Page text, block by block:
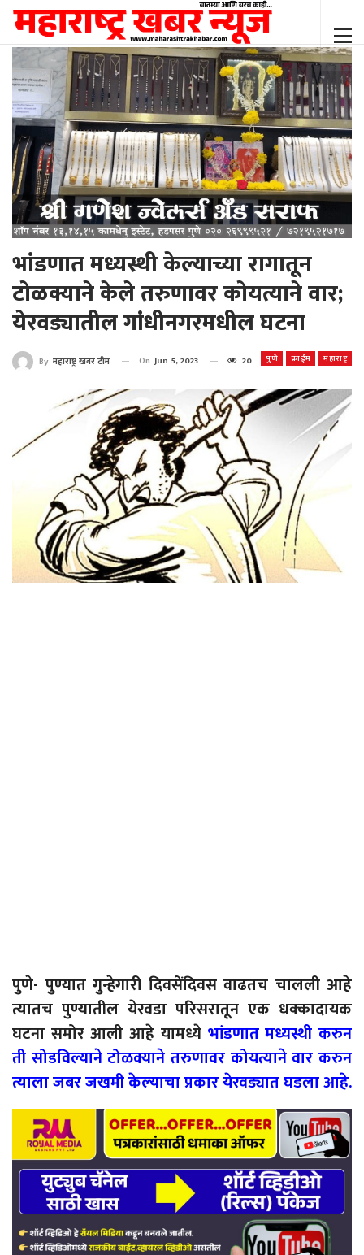
भांडणात मध्यस्थी केल्याच्या रागातून
टोळक्याने केले तरुणावर कोयत्याने वार;
येरवड्यातील गांधीनगरमधील घटना
पुणे क्राईम महाराष्ट्र
By महाराष्ट्र खबर टीम On Jun 5, 2023 20
पुणे- पुण्यात गुन्हेगारी दिवसेंदिवस वाढतच चालली आहे
त्यातच पुण्यातील येरवडा परिसरातून एक धक्कादायक
घटना समोर आली आहे यामध्ये भांडणात मध्यस्थी करुन
ती सोडविल्याने टोळक्याने तरुणावर कोयत्याने वार करुन
त्याला जबर जखमी केल्याचा प्रकार येरवड्यात घडला आहे.